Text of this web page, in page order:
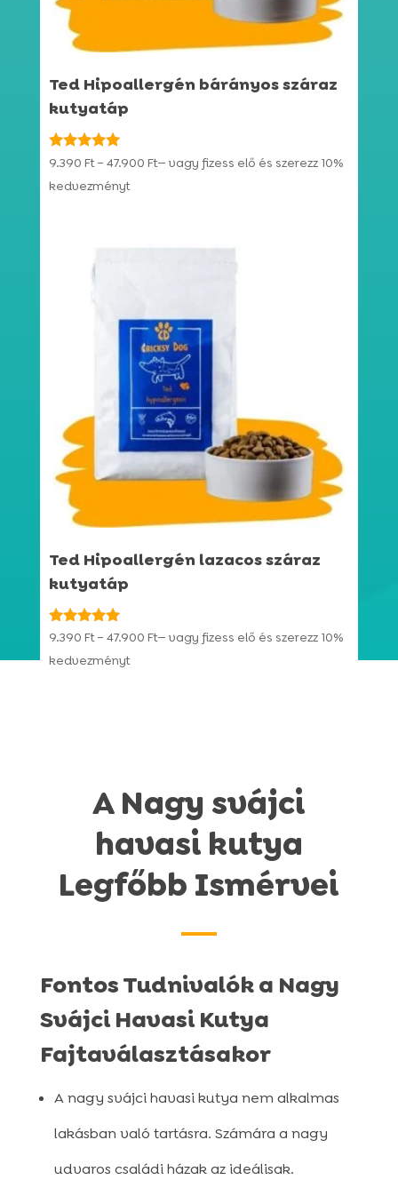
Ted Hipoallergén bárányos száraz
kutyatáp
Értékelés:
/ 5
9.390 Ft – 47.900 FtÁrtartomány:
— vagy fizess elő és szerezz 10%
kedvezményt
Ted Hipoallergén lazacos száraz
kutyatáp
Értékelés:
/ 5
9.390 Ft – 47.900 FtÁrtartomány:
— vagy fizess elő és szerezz 10%
kedvezményt
A Nagy svájci
havasi kutya
Legfőbb Ismérvei
Fontos Tudnivalók a Nagy
Svájci Havasi Kutya
Fajtaválasztásakor
A nagy svájci havasi kutya nem alkalmas
lakásban való tartásra. Számára a nagy
udvaros családi házak az ideálisak.